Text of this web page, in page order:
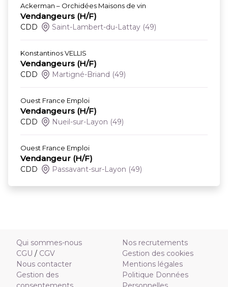
Ackerman – Orchidées Maisons de vin
Vendangeurs (H/F)
CDD Saint-Lambert-du-Lattay (49)
Konstantinos VELLIS
Vendangeurs (H/F)
CDD Martigné-Briand (49)
Ouest France Emploi
Vendangeurs (H/F)
CDD Nueil-sur-Layon (49)
Ouest France Emploi
Vendangeur (H/F)
CDD Passavant-sur-Layon (49)
Qui sommes-nous
CGU / CGV
Nous contacter
Gestion des
Nos recrutements
Gestion des cookies
Mentions légales
Politique Données